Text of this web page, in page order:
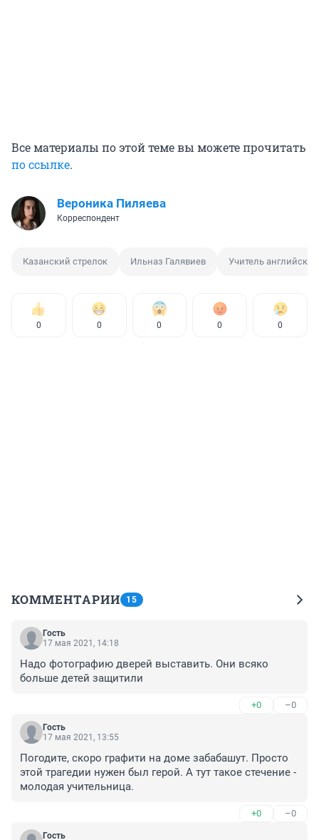
Все материалы по этой теме вы можете прочитать
по ссылке.
Вероника Пиляева
Корреспондент
Казанский стрелок Ильназ Галявиев Учитель
0 0 0 0 0
КОММЕНТАРИИ 15
Гость
17 мая 2021, 14:18
Надо фотографию дверей выставить. Они всяко
больше детей защитили
+0 –0
Гость
17 мая 2021, 13:55
Погодите, скоро графити на доме забабашут. Просто
этой трагедии нужен был герой. А тут такое стечение -
молодая учительница.
+0 –0
Гость